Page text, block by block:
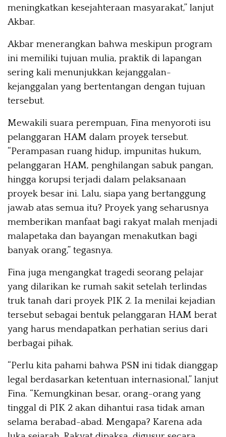
meningkatkan kesejahteraan masyarakat,” lanjut
Akbar.
Akbar menerangkan bahwa meskipun program
ini memiliki tujuan mulia, praktik di lapangan
sering kali menunjukkan kejanggalan-
kejanggalan yang bertentangan dengan tujuan
tersebut.
Mewakili suara perempuan, Fina menyoroti isu
pelanggaran HAM dalam proyek tersebut.
“Perampasan ruang hidup, impunitas hukum,
pelanggaran HAM, penghilangan sabuk pangan,
hingga korupsi terjadi dalam pelaksanaan
proyek besar ini. Lalu, siapa yang bertanggung
jawab atas semua itu? Proyek yang seharusnya
memberikan manfaat bagi rakyat malah menjadi
malapetaka dan bayangan menakutkan bagi
banyak orang,” tegasnya.
Fina juga mengangkat tragedi seorang pelajar
yang dilarikan ke rumah sakit setelah terlindas
truk tanah dari proyek PIK 2. Ia menilai kejadian
tersebut sebagai bentuk pelanggaran HAM berat
yang harus mendapatkan perhatian serius dari
berbagai pihak.
“Perlu kita pahami bahwa PSN ini tidak dianggap
legal berdasarkan ketentuan internasional,” lanjut
Fina. “Kemungkinan besar, orang-orang yang
tinggal di PIK 2 akan dihantui rasa tidak aman
selama berabad-abad. Mengapa? Karena ada